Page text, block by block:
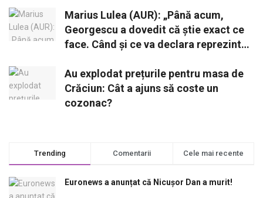
Marius Lulea (AUR): „Până acum,
Georgescu a dovedit că știe exact ce
face. Când și ce va declara reprezintă
Au explodat prețurile pentru masa de
Crăciun: Cât a ajuns să coste un
cozonac?
Trending Comentarii Cele mai recente
Euronews a anunțat că Nicușor Dan a murit!